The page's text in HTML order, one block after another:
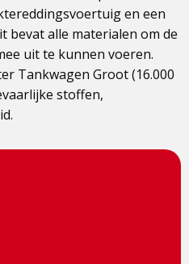
en een
bevat alle materialen om de
uit te kunnen voeren.
Tankwagen Groot (16.000
stoffen,